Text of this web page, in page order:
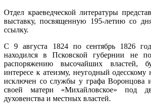
Отдел краеведческой литературы
выставку, посвященную 195-летию со
ссылку.
С 9 августа 1824 по сентябрь 1826
находился в Псковской губернии не
распоряжению высочайших властей,
интересе к атеизму, неугодный одесскому
исключен со службы у графа Воронцова
своей матери «Михайловское» под
духовенства и местных властей.